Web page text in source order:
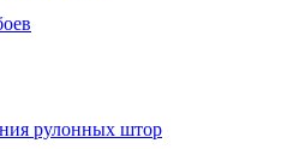
рулонных штор